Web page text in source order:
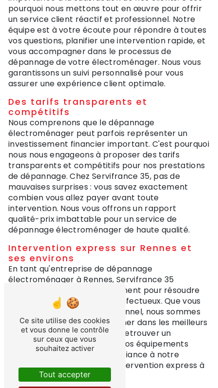
pourquoi nous mettons tout en œuvre pour offrir
un service client réactif et professionnel. Notre
équipe est à votre écoute pour répondre à toutes
vos questions, planifier une intervention rapide, et
vous accompagner dans le processus de
dépannage de votre électroménager. Nous vous
garantissons un suivi personnalisé pour vous
assurer une expérience client optimale.
Des tarifs transparents et
compétitifs
Nous comprenons que le dépannage
électroménager peut parfois représenter un
investissement financier important. C'est pourquoi
nous nous engageons à proposer des tarifs
transparents et compétitifs pour nos prestations
de dépannage. Chez Servifrance 35, pas de
mauvaises surprises : vous savez exactement
combien vous allez payer avant toute
intervention. Nous vous offrons un rapport
qualité-prix imbattable pour un service de
dépannage électroménager de haute qualité.
Intervention express sur Rennes et
ses environs
En tant qu'entreprise de dépannage
électroménager à Rennes, Servifrance 35
s'engage à intervenir rapidement pour résoudre
vos problèmes d'appareils défectueux. Que vous
soyez particulier ou professionnel, nous sommes
disponibles pour vous dépanner dans les meilleurs
délais et vous permettre de retrouver un
fonctionnement optimal de vos équipements
électroménagers. Faites confiance à notre
expertise et profitez d'une intervention express à
Rennes et ses environs.
Ce site utilise des cookies
et vous donne le contrôle
sur ceux que vous
souhaitez activer
Tout accepter